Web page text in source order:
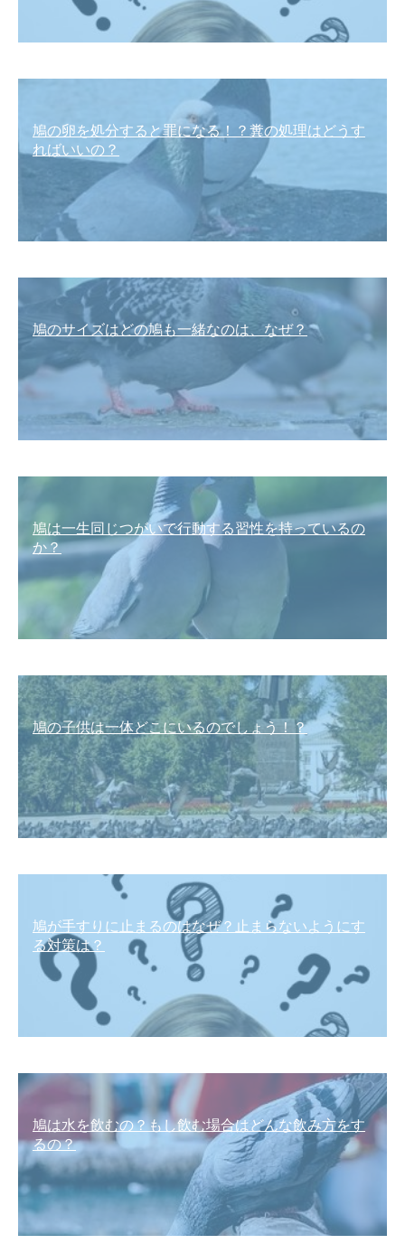
鳩の卵を処分すると罪になる！？糞の処理はどうす
ればいいの？
鳩のサイズはどの鳩も一緒なのは、なぜ？
鳩は一生同じつがいで行動する習性を持っているの
か？
鳩の子供は一体どこにいるのでしょう！？
鳩が手すりに止まるのはなぜ？止まらないようにす
る対策は？
鳩は水を飲むの？もし飲む場合はどんな飲み方をす
るの？